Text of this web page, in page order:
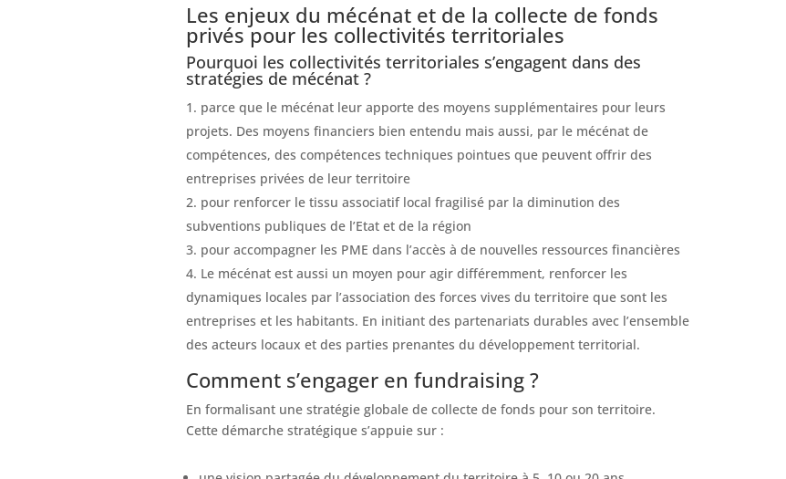
Les enjeux du mécénat et de la collecte de fonds
privés pour les collectivités territoriales
Pourquoi les collectivités territoriales s’engagent dans des
stratégies de mécénat ?
parce que le mécénat leur apporte des moyens supplémentaires pour leurs
projets. Des moyens financiers bien entendu mais aussi, par le mécénat de
compétences, des compétences techniques pointues que peuvent offrir des
entreprises privées de leur territoire
pour renforcer le tissu associatif local fragilisé par la diminution des
subventions publiques de l’Etat et de la région
pour accompagner les PME dans l’accès à de nouvelles ressources financières
Le mécénat est aussi un moyen pour agir différemment, renforcer les
dynamiques locales par l’association des forces vives du territoire que sont les
entreprises et les habitants. En initiant des partenariats durables avec l’ensemble
des acteurs locaux et des parties prenantes du développement territorial.
Comment s’engager en fundraising ?
En formalisant une stratégie globale de collecte de fonds pour son territoire.
Cette démarche stratégique s’appuie sur :